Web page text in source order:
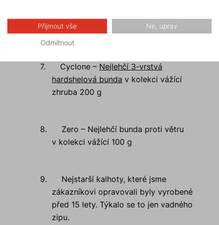
kamarádi. Víte kdo, když se řekne
SINOR TEX?
7. Cyclone – Nejlehčí 3-vrstvá
hardshelová bunda v kolekci vážící
zhruba 200 g
8.
Zero – Nejlehčí bunda proti větru
v kolekci vážící 100 g
9.
Nejstarší kalhoty, které jsme
zákazníkovi opravovali byly vyrobené
před 15 lety. Týkalo se to jen vadného
zipu.
Přijmout vše Ne, uprav
Odmítnout